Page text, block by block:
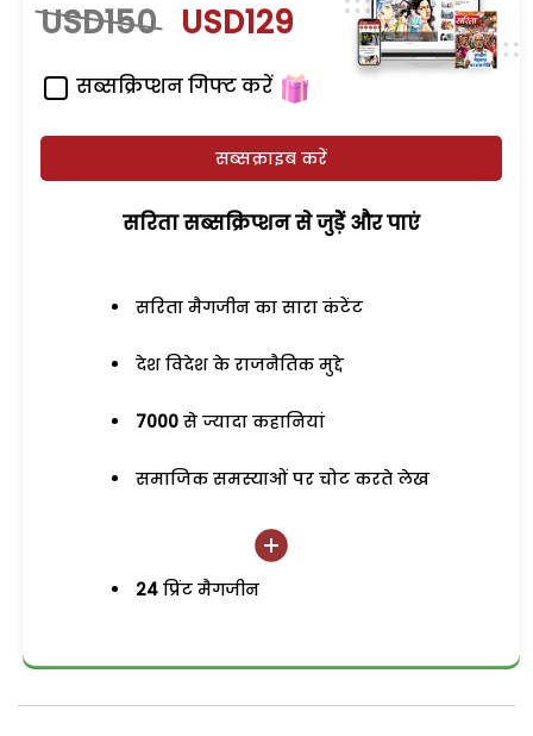
USD150 USD129
सब्सक्रिप्शन गिफ्ट करें
सब्सक्राइब करें
सरिता सब्सक्रिप्शन से जुड़ेें और पाएं
सरिता मैगजीन का सारा कंटेंट
देश विदेश के राजनैतिक मुद्दे
7000 से ज्यादा कहानियां
समाजिक समस्याओं पर चोट करते लेख
24 प्रिंट मैगजीन